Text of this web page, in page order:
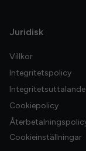
Juridisk
Villkor
Integritetspolicy
Integritetsuttalande
Cookiepolicy
Cookieinställningar